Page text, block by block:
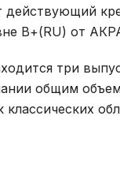
действующий
В+(RU) от
три
общим
классических